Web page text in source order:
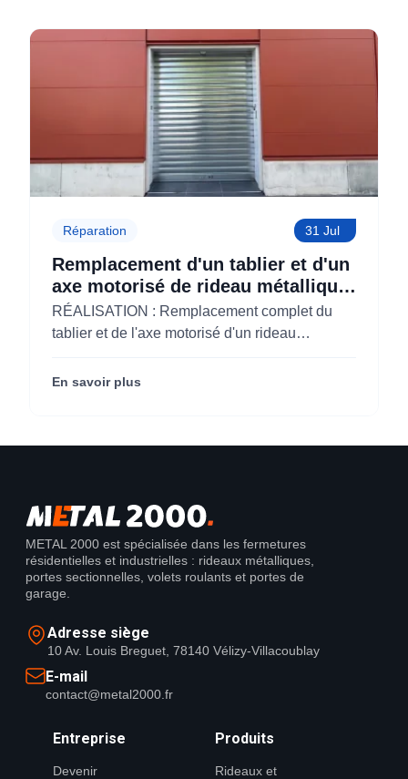
Réparation 31 Jul
Remplacement d'un tablier et d'un
axe motorisé de rideau métallique
pour M'CHADAL (Optical Center)
(95)
RÉALISATION : Remplacement complet du
tablier et de l'axe motorisé d'un rideau
Center) (95290).
En savoir plus
METAL 2000 est spécialisée dans les fermetures
résidentielles et industrielles : rideaux métalliques,
portes sectionnelles, volets roulants et portes de
garage.
Adresse siège
10 Av. Louis Breguet, 78140 Vélizy-Villacoublay
E-mail
contact@metal2000.fr
Entreprise
Devenir
Produits
Rideaux et